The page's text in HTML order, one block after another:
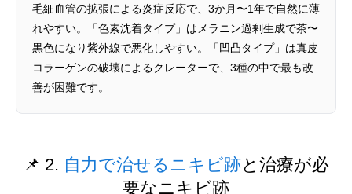
毛細血管の拡張による炎症反応で、3か月〜1年で自然に薄
れやすい。「色素沈着タイプ」はメラニン過剰生成で茶〜
黒色になり紫外線で悪化しやすい。「凹凸タイプ」は真皮
コラーゲンの破壊によるクレーターで、3種の中で最も改
善が困難です。
📌 2. 自力で治せるニキビ跡と治療が必
要なニキビ跡